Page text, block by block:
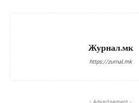
Журнал.мк
https://zurnal.mk
- Advertisement -